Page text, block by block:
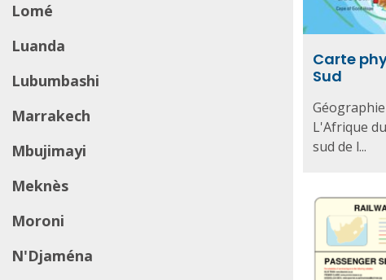
Lomé
Luanda
Lubumbashi
Marrakech
Mbujimayi
Meknès
Moroni
N'Djaména
Carte
Sud
L'Afrique
sud de l...